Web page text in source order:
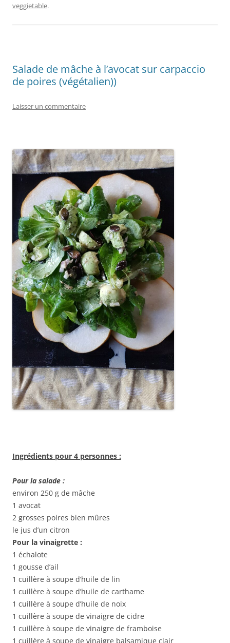
veggietable.
Salade de mâche à l’avocat sur carpaccio
de poires (végétalien))
Laisser un commentaire
Ingrédients pour 4 personnes :
Pour la salade :
environ 250 g de mâche
1 avocat
2 grosses poires bien mûres
le jus d’un citron
Pour la vinaigrette :
1 échalote
1 gousse d’ail
1 cuillère à soupe d’huile de lin
1 cuillère à soupe d’huile de carthame
1 cuillère à soupe d’huile de noix
1 cuillère à soupe de vinaigre de cidre
1 cuillère à soupe de vinaigre de framboise
1 cuillère à soupe de vinaigre balsamique clair